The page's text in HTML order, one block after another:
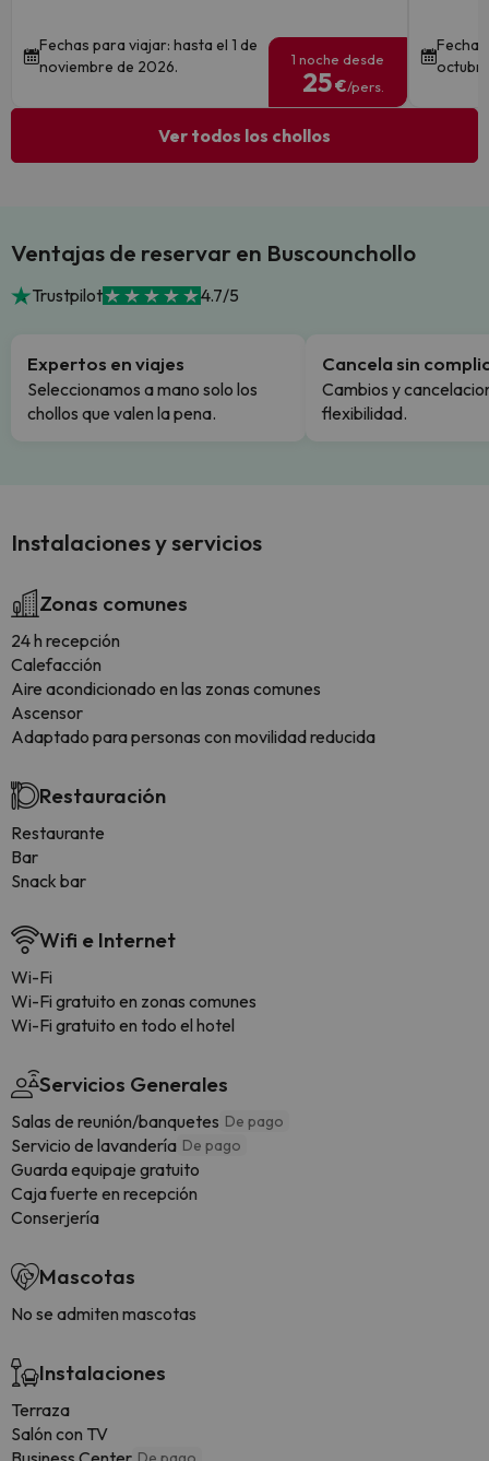
Fechas para viajar: hasta el 1 de
noviembre de 2026.
1 noche desde
25€/pers.
Ver todos los chollos
Ventajas de reservar en Buscounchollo
Trustpilot 4.7/5
Expertos en viajes
Seleccionamos a mano solo los
chollos que valen la pena.
Cancela sin
Cambios y
flexibilidad.
Instalaciones y servicios
Zonas comunes
24 h recepción
Calefacción
Aire acondicionado en las zonas comunes
Ascensor
Adaptado para personas con movilidad reducida
Restauración
Restaurante
Bar
Snack bar
Wifi e Internet
Wi-Fi
Wi-Fi gratuito en zonas comunes
Wi-Fi gratuito en todo el hotel
Servicios Generales
Salas de reunión/banquetes De pago
Servicio de lavandería De pago
Guarda equipaje gratuito
Caja fuerte en recepción
Conserjería
Mascotas
No se admiten mascotas
Instalaciones
Terraza
Salón con TV